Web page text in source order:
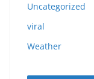
Uncategorized
viral
Weather